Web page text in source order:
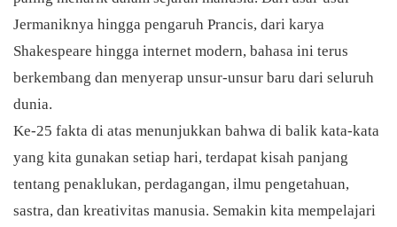
Jermaniknya hingga pengaruh Prancis, dari karya
Shakespeare hingga internet modern, bahasa ini terus
berkembang dan menyerap unsur-unsur baru dari seluruh
dunia.
Ke-25 fakta di atas menunjukkan bahwa di balik kata-kata
yang kita gunakan setiap hari, terdapat kisah panjang
tentang penaklukan, perdagangan, ilmu pengetahuan,
sastra, dan kreativitas manusia. Semakin kita mempelajari